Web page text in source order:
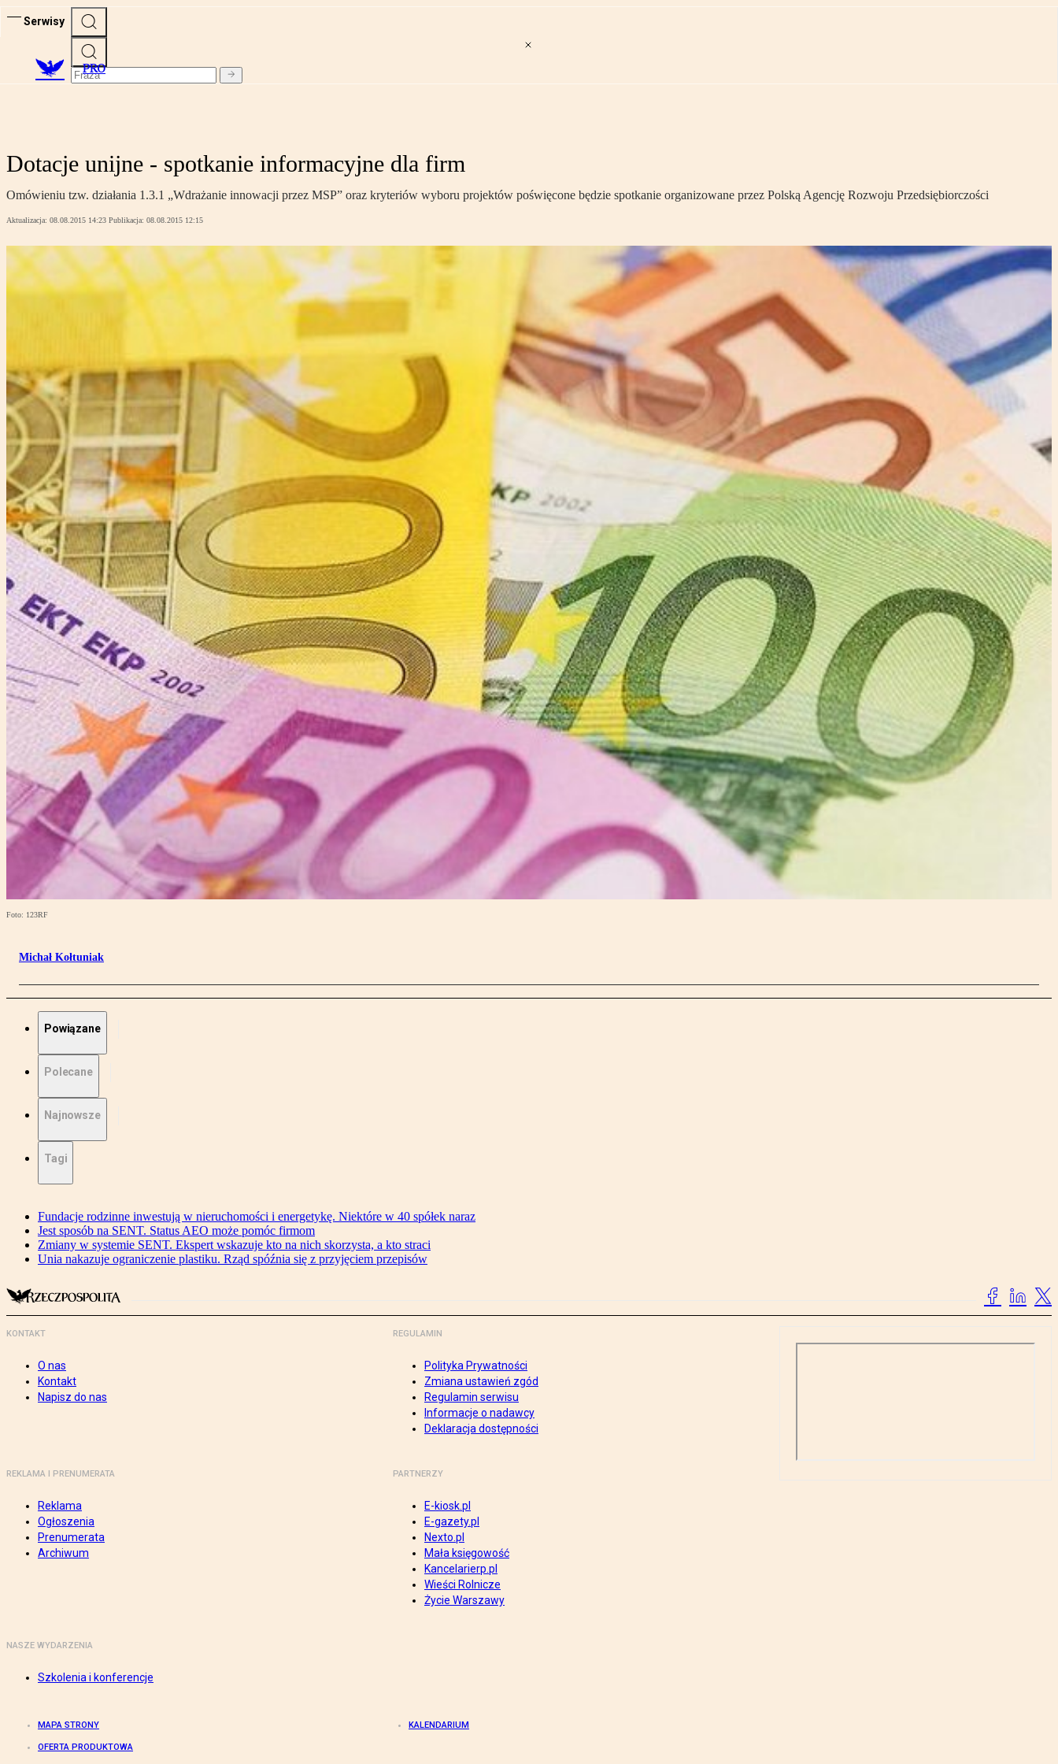
Serwisy
PRO
Dotacje unijne - spotkanie informacyjne dla firm
Omówieniu tzw. działania 1.3.1 „Wdrażanie innowacji przez MSP” oraz kryteriów wyboru projektów poświęcone będzie spotkanie organizowane przez Polską Agencję Rozwoju Przedsiębiorczości
Aktualizacja: 08.08.2015 14:23 Publikacja: 08.08.2015 12:15
Foto: 123RF
Michał Kołtuniak
Powiązane
Polecane
Najnowsze
Tagi
Fundacje rodzinne inwestują w nieruchomości i energetykę. Niektóre w 40 spółek naraz
Jest sposób na SENT. Status AEO może pomóc firmom
Zmiany w systemie SENT. Ekspert wskazuje kto na nich skorzysta, a kto straci
Unia nakazuje ograniczenie plastiku. Rząd spóźnia się z przyjęciem przepisów
KONTAKT
O nas
Kontakt
Napisz do nas
REGULAMIN
Polityka Prywatności
Zmiana ustawień zgód
Regulamin serwisu
Informacje o nadawcy
Deklaracja dostępności
REKLAMA I PRENUMERATA
Reklama
Ogłoszenia
Prenumerata
Archiwum
PARTNERZY
E-kiosk.pl
E-gazety.pl
Nexto.pl
Mała księgowość
Kancelarierp.pl
Wieści Rolnicze
Życie Warszawy
NASZE WYDARZENIA
Szkolenia i konferencje
MAPA STRONY KALENDARIUM
OFERTA PRODUKTOWA